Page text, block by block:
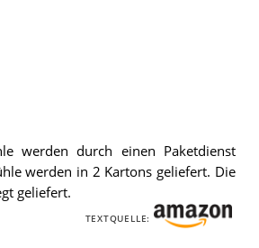
werden durch einen Paketdienst
werden in 2 Kartons geliefert. Die
geliefert.
TEXTQUELLE: